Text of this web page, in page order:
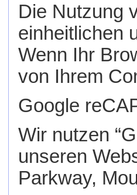
Die Nutzung
einheitlichen
Wenn Ihr
von Ihrem
Google
Wir nutzen
unseren
Parkway,